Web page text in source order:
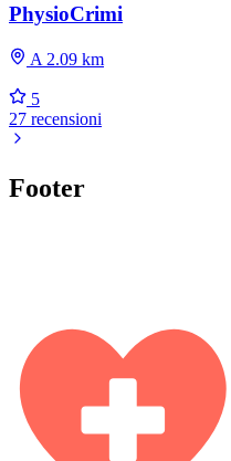
PhysioCrimi
A 2.09 km
5
27 recensioni
Footer